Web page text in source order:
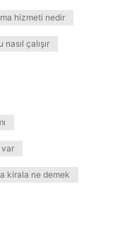
hizmeti nedir
çalışır
var
kirala ne demek